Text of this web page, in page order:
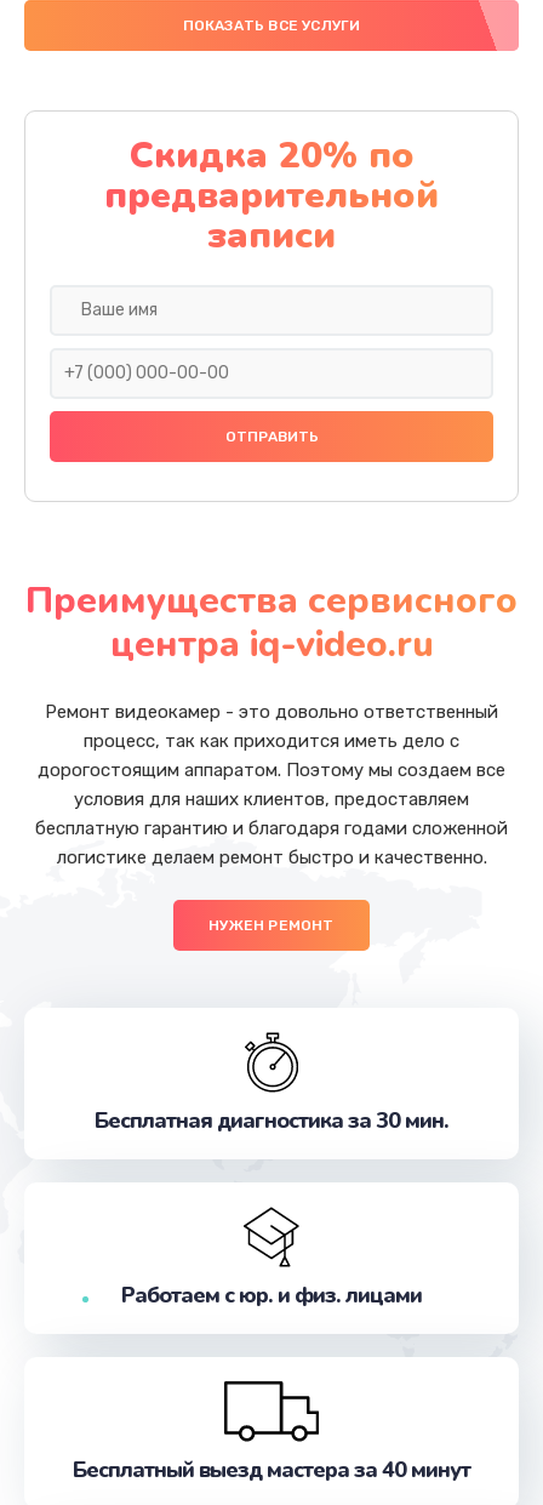
ПОКАЗАТЬ ВСЕ УСЛУГИ
Скидка 20% по
предварительной
записи
Преимущества сервисного
центра iq-video.ru
Ремонт видеокамер - это довольно ответственный
процесс, так как приходится иметь дело с
дорогостоящим аппаратом. Поэтому мы создаем все
условия для наших клиентов, предоставляем
бесплатную гарантию и благодаря годами сложенной
логистике делаем ремонт быстро и качественно.
НУЖЕН РЕМОНТ
Бесплатная диагностика за 30 мин.
Работаем с юр. и физ. лицами
Бесплатный выезд мастера за 40 минут